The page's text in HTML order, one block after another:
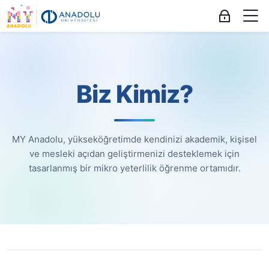
Skip to navigation
Skip to login form
Ana içeriğe git
Skip to accessibility options
Skip to footer
Skip accessibility options
Giriş yap
Biz Kimiz?
MY Anadolu, yükseköğretimde kendinizi akademik, kişisel
ve mesleki açıdan geliştirmenizi desteklemek için
tasarlanmış bir mikro yeterlilik öğrenme ortamıdır.